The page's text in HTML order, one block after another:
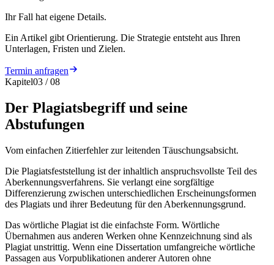
Ihr Fall hat eigene Details.
Ein Artikel gibt Orientierung. Die Strategie entsteht aus Ihren
Unterlagen, Fristen und Zielen.
Termin anfragen
Kapitel03 /08
Der Plagiatsbegriff und seine
Abstufungen
Vom einfachen Zitierfehler zur leitenden Täuschungsabsicht.
Die Plagiatsfeststellung ist der inhaltlich anspruchsvollste Teil des
Aberkennungsverfahrens. Sie verlangt eine sorgfältige
Differenzierung zwischen unterschiedlichen Erscheinungsformen
des Plagiats und ihrer Bedeutung für den Aberkennungsgrund.
Das wörtliche Plagiat ist die einfachste Form. Wörtliche
Übernahmen aus anderen Werken ohne Kennzeichnung sind als
Plagiat unstrittig. Wenn eine Dissertation umfangreiche wörtliche
Passagen aus Vorpublikationen anderer Autoren ohne